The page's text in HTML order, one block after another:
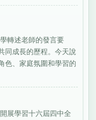
轉述老師的發言要
同成長的歷程。今天說
色、家庭氛圍和學習的
展學習十六屆四中全